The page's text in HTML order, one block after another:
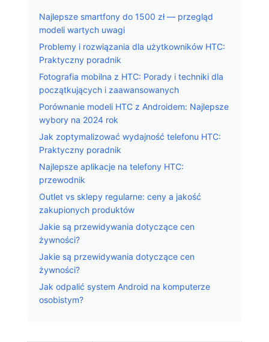
Najlepsze smartfony do 1500 zł — przegląd
modeli wartych uwagi
Problemy i rozwiązania dla użytkowników HTC:
Praktyczny poradnik
Fotografia mobilna z HTC: Porady i techniki dla
początkujących i zaawansowanych
Porównanie modeli HTC z Androidem: Najlepsze
wybory na 2024 rok
Jak zoptymalizować wydajność telefonu HTC:
Praktyczny poradnik
Najlepsze aplikacje na telefony HTC:
przewodnik
Outlet vs sklepy regularne: ceny a jakość
zakupionych produktów
Jakie są przewidywania dotyczące cen
żywności?
Jakie są przewidywania dotyczące cen
żywności?
Jak odpalić system Android na komputerze
osobistym?